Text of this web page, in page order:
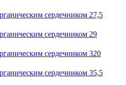
сердечником 27,5
сердечником 29
сердечником 320
сердечником 35,5